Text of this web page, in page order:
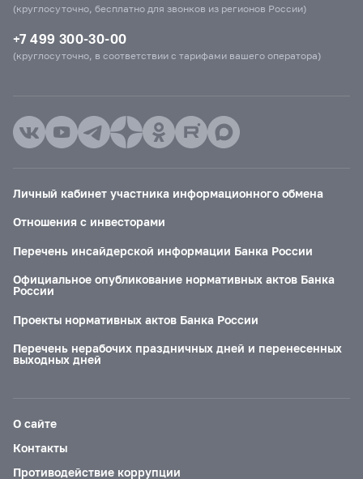
(круглосуточно, бесплатно для звонков из регионов России)
+7 499 300-30-00
(круглосуточно, в соответствии с тарифами вашего оператора)
Личный кабинет участника информационного обмена
Отношения с инвесторами
Перечень инсайдерской информации Банка России
Официальное опубликование нормативных актов Банка
России
Проекты нормативных актов Банка России
Перечень нерабочих праздничных дней и перенесенных
выходных дней
О сайте
Контакты
Противодействие коррупции